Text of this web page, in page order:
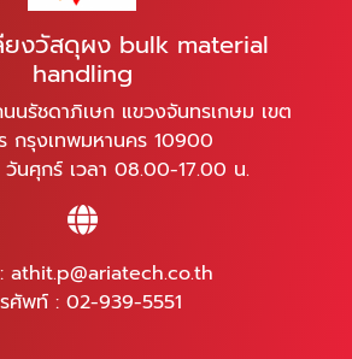
ยงวัสดุผง bulk material
handling
รัชดาภิเษก แขวงจันทรเกษม เขต
กรุงเทพมหานคร 10900
นศุกร์ เวลา 08.00-17.00 น.
athit.p@ariatech.co.th
ศัพท์ : 02-939-5551